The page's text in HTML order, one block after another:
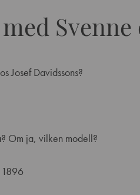
Josef Davidssons?
Om ja, vilken modell?
1896